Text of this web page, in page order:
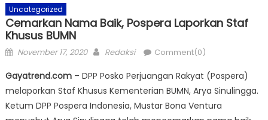
Uncategorized
Cemarkan Nama Baik, Pospera Laporkan Staf
Khusus BUMN
Posted
November 17, 2020 Author
Redaksi Comment(0)
Gayatrend.com– DPP Posko Perjuangan Rakyat (Pospera)
melaporkan Staf Khusus Kementerian BUMN, Arya Sinulingga.
Ketum DPP Pospera Indonesia, Mustar Bona Ventura